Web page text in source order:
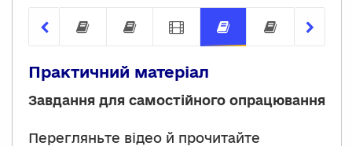
Захисні чинники зміцнюють, а
Психологічна стійкість
Відеоінтерв'ю:
Практичний матеріал
Завдання для самостійного опрацювання
Перегляньте відео й прочитайте